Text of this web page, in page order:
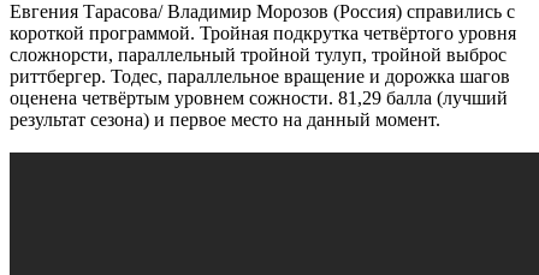
Евгения Тарасова/ Владимир Морозов (Россия) справились с
короткой программой. Тройная подкрутка четвёртого уровня
сложнорсти, параллельный тройной тулуп, тройной выброс
риттбергер. Тодес, параллельное вращение и дорожка шагов
оценена четвёртым уровнем сожности. 81,29 балла (лучший
результат сезона) и первое место на данный момент.